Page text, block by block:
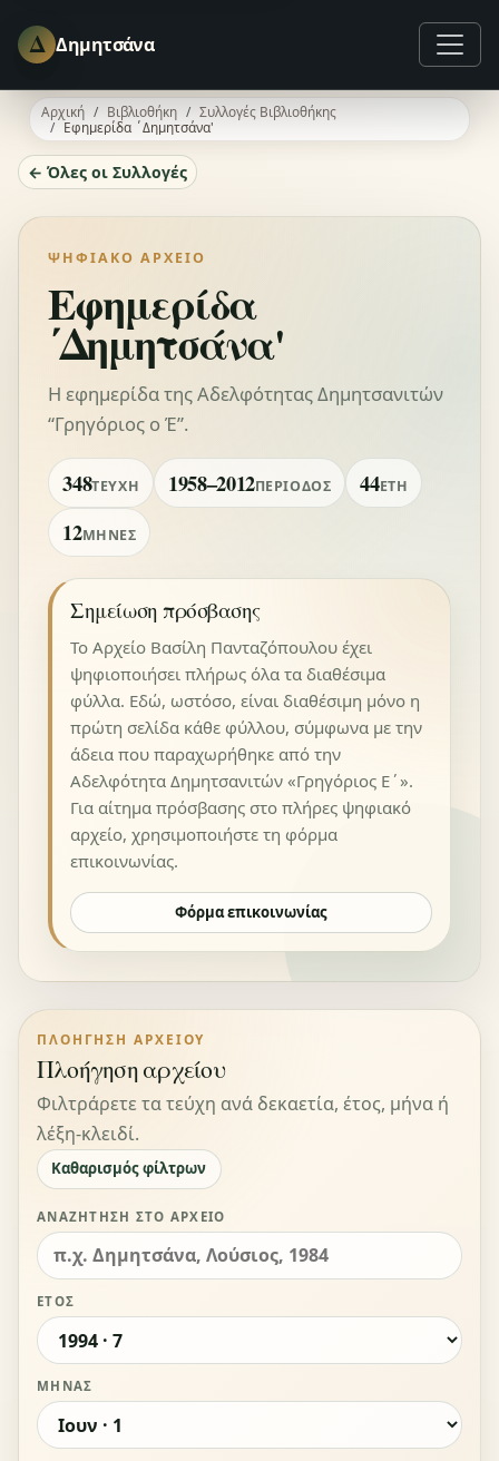
Δ Δημητσάνα
Αρχική Βιβλιοθήκη
Συλλογές Βιβλιοθήκης
Εφημερίδα ΄Δημητσάνα'
← Όλες οι Συλλογές
ΨΗΦΙΑΚΌ ΑΡΧΕΊΟ
Εφημερίδα
΄Δημητσάνα'
Η εφημερίδα της Αδελφότητας Δημητσανιτών
“Γρηγόριος ο Έ”.
348ΤΕΎΧΗ 1958–2012ΠΕΡΊΟΔΟΣ 44ΈΤΗ
12ΜΉΝΕΣ
Σημείωση πρόσβασης
Το Αρχείο Βασίλη Πανταζόπουλου έχει
ψηφιοποιήσει πλήρως όλα τα διαθέσιμα
φύλλα. Εδώ, ωστόσο, είναι διαθέσιμη μόνο η
πρώτη σελίδα κάθε φύλλου, σύμφωνα με την
άδεια που παραχωρήθηκε από την
Αδελφότητα Δημητσανιτών «Γρηγόριος Ε΄».
Για αίτημα πρόσβασης στο πλήρες ψηφιακό
αρχείο, χρησιμοποιήστε τη φόρμα
επικοινωνίας.
Φόρμα επικοινωνίας
ΠΛΟΉΓΗΣΗ ΑΡΧΕΊΟΥ
Πλοήγηση αρχείου
Φιλτράρετε τα τεύχη ανά δεκαετία, έτος, μήνα ή
λέξη-κλειδί.
Καθαρισμός φίλτρων
ΑΝΑΖΉΤΗΣΗ ΣΤΟ ΑΡΧΕΊΟ
ΈΤΟΣ
ΜΉΝΑΣ